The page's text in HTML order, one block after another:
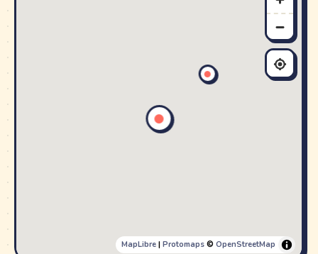
MapLibre| Protomaps© OpenStreetMap